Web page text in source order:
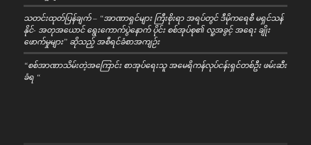
သတင်းထုတ်ပြန်ချက် – “အာဏာရှင်များ ကြီးစိုးရာ အရပ်တွင် ဒီမိုကရေစီ မရှင်သန်
နိုင်- အတုအယောင် ရွေးကောက်ပွဲနောက် ပိုင်း စစ်အုပ်စု၏ လူ့အခွင့် အရေး ချိုး
ဖောက်မှုများ” ဆိုသည့် အစီရင်ခံစာအကျဉ်း
“စစ်အာဏာသိမ်းတဲ့အကြောင်း စာအုပ်ရေးသူ အမေရိကန်လုပ်ငန်းရှင်တစ်ဦး ဖမ်းဆီး
ခံရ “